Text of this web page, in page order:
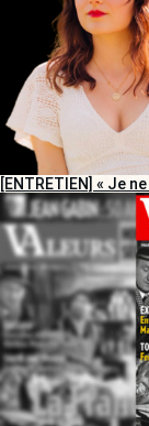
[ENTRETIEN] « Je